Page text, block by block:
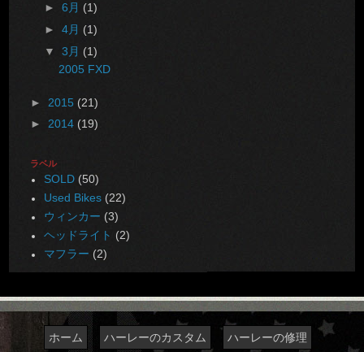
► 6月 (1)
► 4月 (1)
▼ 3月 (1)
2005 FXD
► 2015 (21)
► 2014 (19)
ラベル
SOLD (50)
Used Bikes (22)
ウィンカー (3)
ヘッドライト (2)
マフラー (2)
ホーム ハーレーのカスタム ハーレーの修理